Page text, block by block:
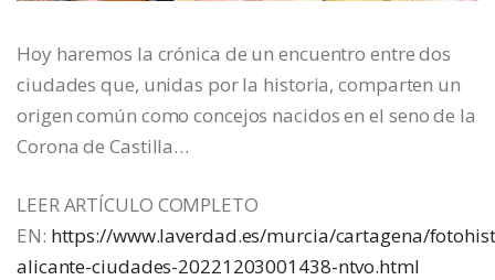
Hoy haremos la crónica de un encuentro entre dos
ciudades que, unidas por la historia, comparten un
origen común como concejos nacidos en el seno de la
Corona de Castilla…
LEER ARTÍCULO COMPLETO
EN: https://www.laverdad.es/murcia/cartagena/
alicante-ciudades-20221203001438-ntvo.html